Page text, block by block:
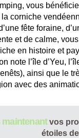
vous
corniche
fête foraine,
et de calme,
en histoire et
note l’île d’Yeu,
ainsi que le
avec des
maintenantvos
étoiles